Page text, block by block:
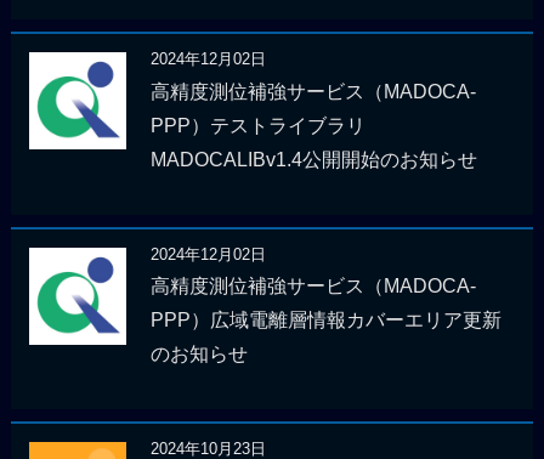
2024年12月02日
高精度測位補強サービス（MADOCA-
PPP）テストライブラリ
MADOCALIBv1.4公開開始のお知らせ
2024年12月02日
高精度測位補強サービス（MADOCA-
PPP）広域電離層情報カバーエリア更新
のお知らせ
2024年10月23日